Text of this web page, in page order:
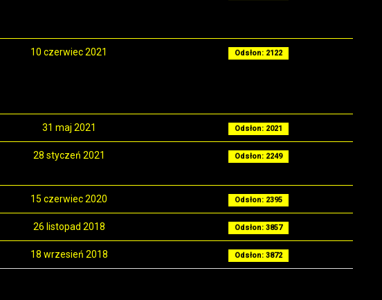
10 czerwiec 2021 Odsłon: 2122
31 maj 2021 Odsłon: 2021
28 styczeń 2021 Odsłon: 2249
15 czerwiec 2020 Odsłon: 2395
26 listopad 2018 Odsłon: 3857
18 wrzesień 2018 Odsłon: 3872